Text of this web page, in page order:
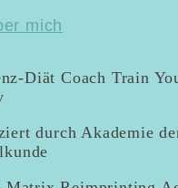
mich